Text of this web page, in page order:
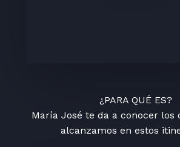
¿PARA QUÉ ES?
María José te da a conocer los
alcanzamos en estos